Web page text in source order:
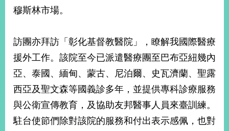
穆斯林市場。
訪團亦拜訪「彰化基督教醫院」，瞭解我國際醫療
援外工作。該院至今已派遣醫療團至巴布亞紐幾內
亞、泰國、緬甸、蒙古、尼泊爾、史瓦濟蘭、聖露
西亞及聖文森等國義診多年，並提供專科診療服務
與公衛宣傳教育，及協助友邦醫事人員來臺訓練。
駐台使節們除對該院的服務和付出表示感佩，也對